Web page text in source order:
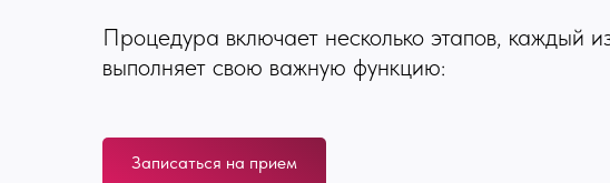
Процедура включает несколько этапов, каждый
выполняет свою важную функцию:
Записаться на прием